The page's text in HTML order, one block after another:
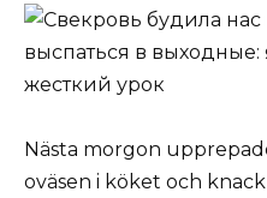
Nästa morgon
oväsen i köket och